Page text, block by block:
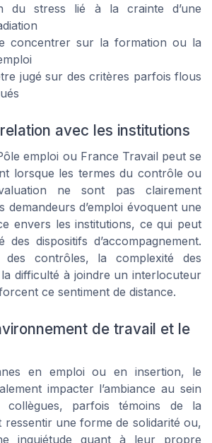
du stress lié à la crainte d’une
concentrer sur la formation ou la
jugé sur des critères parfois flous
avec les institutions
emploi ou France Travail peut se
lorsque les termes du contrôle ou
ne sont pas clairement
demandeurs d’emploi évoquent une
envers les institutions, ce qui peut
des dispositifs d’accompagnement.
des contrôles, la complexité des
difficulté à joindre un interlocuteur
ce sentiment de distance.
de travail et le
en emploi ou en insertion, le
impacter l’ambiance au sein
collègues, parfois témoins de la
ressentir une forme de solidarité ou,
inquiétude quant à leur propre